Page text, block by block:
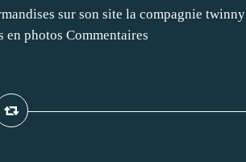
sur son site la compagnie twinny
photos Commentaires